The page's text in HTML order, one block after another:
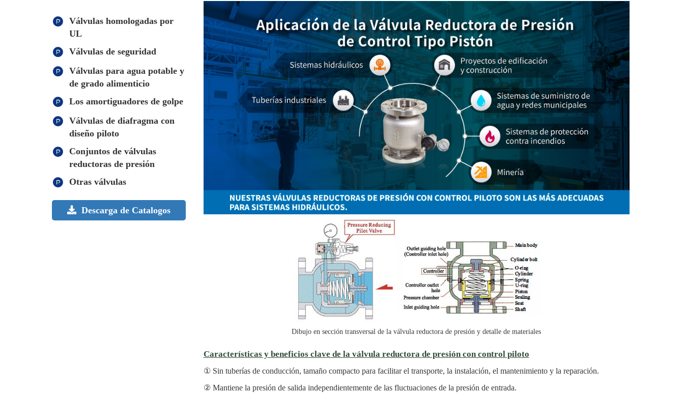
Válvulas homologadas por
UL
Válvulas de seguridad
Válvulas para agua potable y
de grado alimenticio
Los amortiguadores de golpe
Válvulas de diafragma con
diseño piloto
Conjuntos de válvulas
reductoras de presión
Otras válvulas
Descarga de Catalogos
Dibujo en sección transversal de la válvula reductora de presión y detalle de materiales
Características y beneficios clave de la válvula reductora de presión con control piloto
Sin tuberías de conducción, tamaño compacto para facilitar el transporte, la instalación, el mantenimiento y la reparación.
Mantiene la presión de salida independientemente de las fluctuaciones de la presión de entrada.